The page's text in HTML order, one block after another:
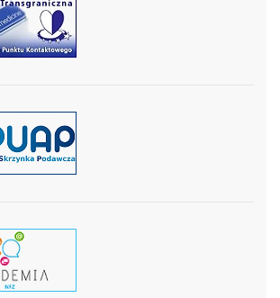
czytaj więcej
czytaj więcej